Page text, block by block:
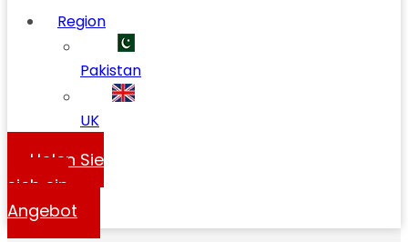
Region
Pakistan
UK
Holen Sie
sich ein
Angebot